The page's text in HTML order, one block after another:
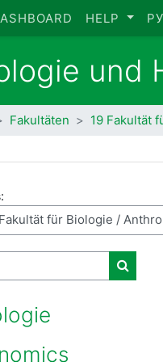
HELP
und
Fakultäten 19 Fakultät
Поиск